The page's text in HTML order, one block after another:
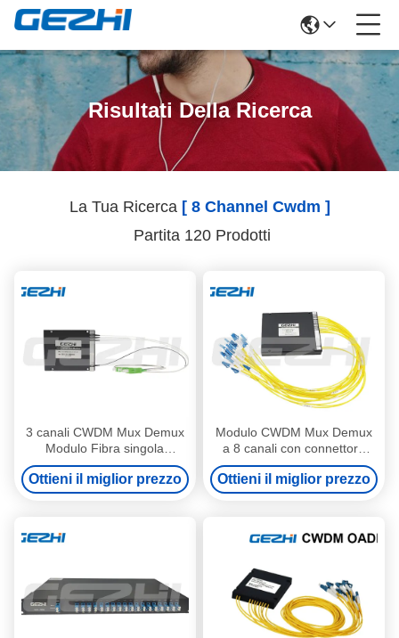
Risultati Della Ricerca
La Tua Ricerca [ 8 Channel Cwdm ]
Partita 120 Prodotti
3 canali CWDM Mux Demux
Modulo Fibra singola
1470nm 1490nm 1510nm
1530nm per sistemi WDM
Ottieni il miglior prezzo
Modulo CWDM Mux Demux
a 8 canali con connettore
LC/UPC per applicazioni di
data center
Ottieni il miglior prezzo